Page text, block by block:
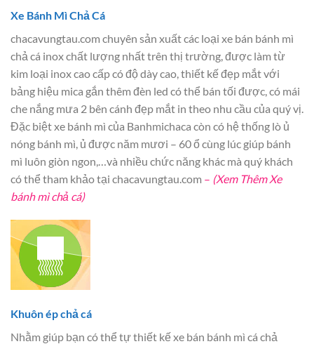
Xe Bánh Mì Chả Cá
chacavungtau.com chuyên sản xuất các loại xe bán bánh mì
chả cá inox chất lượng nhất trên thị trường, được làm từ
kim loại inox cao cấp có độ dày cao, thiết kế đẹp mắt với
bảng hiệu mica gắn thêm đèn led có thể bán tối được, có mái
che nắng mưa 2 bên cánh đẹp mắt in theo nhu cầu của quý vị.
Đặc biệt xe bánh mì của Banhmichaca còn có hệ thống lò ủ
nóng bánh mì, ủ được năm mươi – 60 ổ cùng lúc giúp bánh
mì luôn giòn ngon,…và nhiều chức năng khác mà quý khách
có thể tham khảo tại chacavungtau.com – (Xem Thêm Xe
bánh mì chả cá)
Khuôn ép chả cá
Nhằm giúp bạn có thể tự thiết kế xe bán bánh mì cá chả